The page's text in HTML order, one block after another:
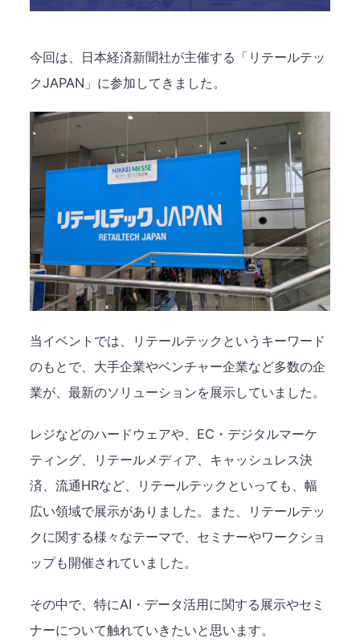
今回は、日本経済新聞社が主催する「リテールテッ
クJAPAN」に参加してきました。
当イベントでは、リテールテックというキーワード
のもとで、大手企業やベンチャー企業など多数の企
業が、最新のソリューションを展示していました。
レジなどのハードウェアや、EC・デジタルマーケ
ティング、リテールメディア、キャッシュレス決
済、流通HRなど、リテールテックといっても、幅
広い領域で展示がありました。また、リテールテッ
クに関する様々なテーマで、セミナーやワークショ
ップも開催されていました。
その中で、特にAI・データ活用に関する展示やセミ
ナーについて触れていきたいと思います。